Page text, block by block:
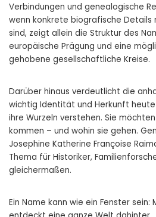
Verbindungen und genealogische
wenn konkrete biografische Details
sind, zeigt allein die Struktur des
europäische Prägung und eine
gehobene gesellschaftliche Kreise.
Darüber hinaus verdeutlicht die
wichtig Identität und Herkunft
ihre Wurzeln verstehen. Sie
kommen – und wohin sie gehen.
Josephine Katherine Françoise
Thema für Historiker,
gleichermaßen.
Ein Name kann wie ein Fenster sein: